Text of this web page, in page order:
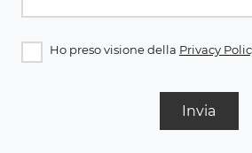
Ho preso visione della Privacy
Invia